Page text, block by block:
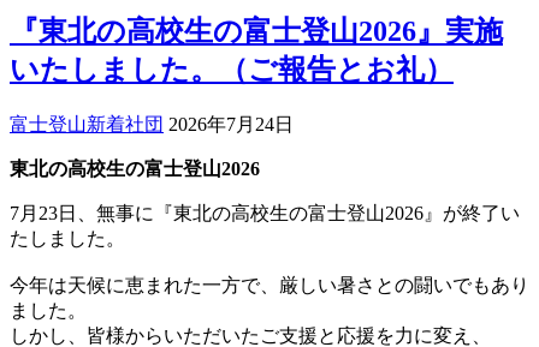
『東北の高校生の富士登山2026』実施
いたしました。（ご報告とお礼）
富士登山新着社団 2026年7月24日
東北の高校生の富士登山2026
7月23日、無事に『東北の高校生の富士登山2026』が終了い
たしました。
今年は天候に恵まれた一方で、厳しい暑さとの闘いでもあり
ました。
しかし、皆様からいただいたご支援と応援を力に変え、